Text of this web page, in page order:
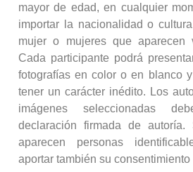
mayor de edad, en cualquier
importar la nacionalidad o
mujer o mujeres que
Cada participante podrá
fotografías en color o en blanco
tener un carácter inédito. Los
imágenes seleccionadas
declaración firmada de
aparecen personas
aportar también su consentimiento